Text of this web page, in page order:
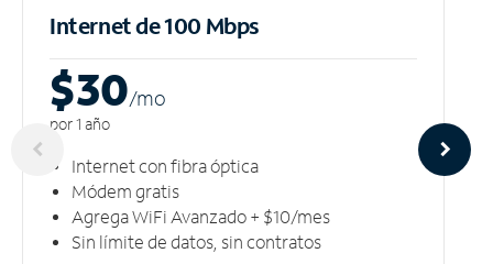
Internet de 100 Mbps
$30/mo
por 1 año
Internet con fibra óptica
Módem gratis
Agrega WiFi Avanzado + $10/mes
Sin límite de datos, sin contratos